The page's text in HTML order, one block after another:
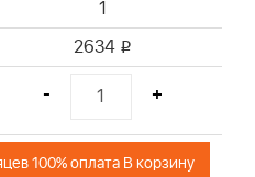
1
2634 i
- +
100% оплата В корзину